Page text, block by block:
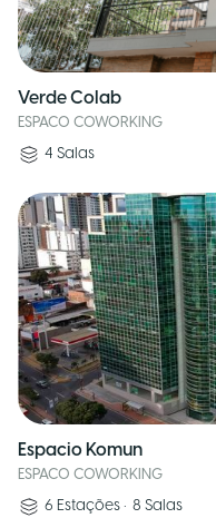
Verde Colab
ESPACO COWORKING
4 Salas
Espacio Komun
ESPACO COWORKING
6 Estações • 8 Salas